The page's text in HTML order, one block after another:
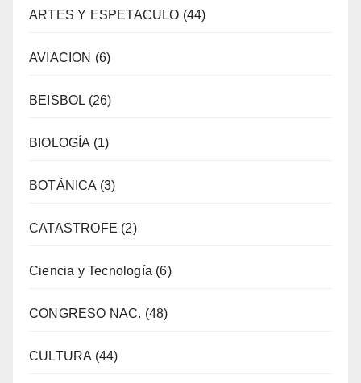
ARTES Y ESPETACULO (44)
AVIACION (6)
BEISBOL (26)
BIOLOGÍA (1)
BOTÁNICA (3)
CATASTROFE (2)
Ciencia y Tecnología (6)
CONGRESO NAC. (48)
CULTURA (44)